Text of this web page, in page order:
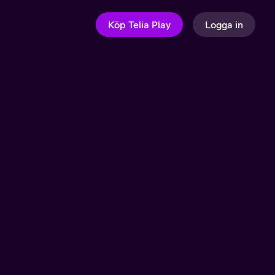
Köp Telia Play Logga in